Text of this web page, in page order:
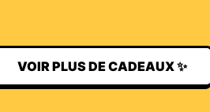
VOIR PLUS DE CADEAUX ✨